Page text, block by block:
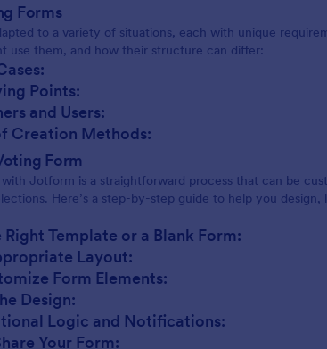
Forms
to a variety of situations, each with unique
use them, and how their structure can differ:
Points:
and Users:
Creation Methods:
Form
Jotform is a straightforward process that can be
Here’s a step-by-step guide to help you
Template or a Blank Form:
Layout:
Form Elements:
Design:
Logic and Notifications:
Your Form: